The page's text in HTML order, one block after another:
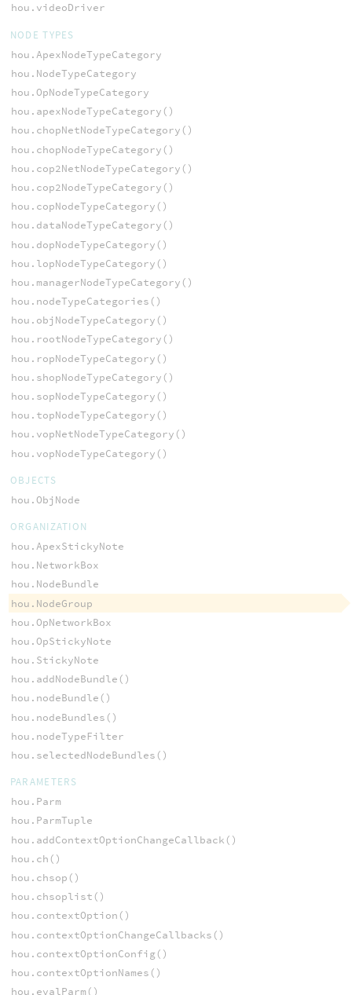
hou.videoDriver
NODE TYPES
hou.ApexNodeTypeCategory
hou.NodeTypeCategory
hou.OpNodeTypeCategory
hou.apexNodeTypeCategory()
hou.chopNetNodeTypeCategory()
hou.chopNodeTypeCategory()
hou.cop2NetNodeTypeCategory()
hou.cop2NodeTypeCategory()
hou.copNodeTypeCategory()
hou.dataNodeTypeCategory()
hou.dopNodeTypeCategory()
hou.lopNodeTypeCategory()
hou.managerNodeTypeCategory()
hou.nodeTypeCategories()
hou.objNodeTypeCategory()
hou.rootNodeTypeCategory()
hou.ropNodeTypeCategory()
hou.shopNodeTypeCategory()
hou.sopNodeTypeCategory()
hou.topNodeTypeCategory()
hou.vopNetNodeTypeCategory()
hou.vopNodeTypeCategory()
OBJECTS
hou.ObjNode
ORGANIZATION
hou.ApexStickyNote
hou.NetworkBox
hou.NodeBundle
hou.NodeGroup
hou.OpNetworkBox
hou.OpStickyNote
hou.StickyNote
hou.addNodeBundle()
hou.nodeBundle()
hou.nodeBundles()
hou.nodeTypeFilter
hou.selectedNodeBundles()
PARAMETERS
hou.Parm
hou.ParmTuple
hou.addContextOptionChangeCallback()
hou.ch()
hou.chsop()
hou.chsoplist()
hou.contextOption()
hou.contextOptionChangeCallbacks()
hou.contextOptionConfig()
hou.contextOptionNames()
hou.evalParm()